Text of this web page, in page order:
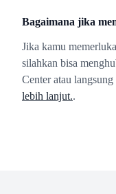
Bagaimana jika
Jika kamu
silahkan bisa
Center atau
lebih lanjut..